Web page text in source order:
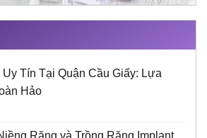
Uy Tín Tại Quận Cầu Giấy: Lựa
Hảo
Răng và Trồng Răng Implant